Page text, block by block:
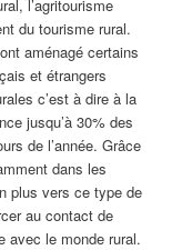
l’agritourisme
du tourisme rural.
aménagé certains
et étrangers
c’est à dire à la
jusqu’à 30% des
de l’année. Grâce
dans les
plus vers ce type de
au contact de
avec le monde rural.